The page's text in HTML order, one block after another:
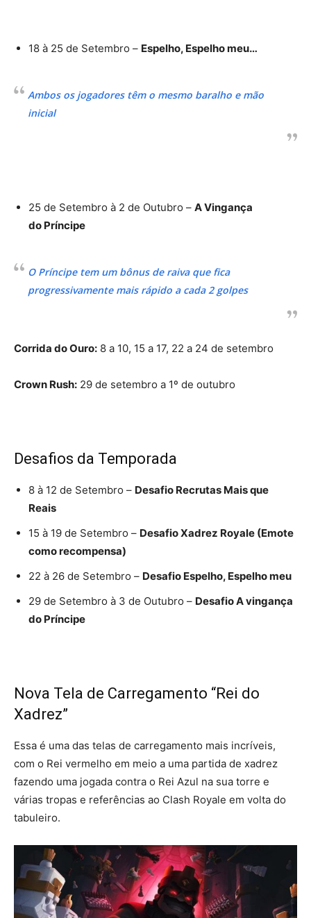
18 à 25 de Setembro – Espelho, Espelho meu…
Ambos os jogadores têm o mesmo baralho e mão
inicial
25 de Setembro à 2 de Outubro – A Vingança
do Príncipe
O Príncipe tem um bônus de raiva que fica
progressivamente mais rápido a cada 2 golpes
Corrida do Ouro: 8 a 10, 15 a 17, 22 a 24 de setembro
Crown Rush: 29 de setembro a 1º de outubro
Desafios da Temporada
8 à 12 de Setembro – Desafio Recrutas Mais que
Reais
15 à 19 de Setembro – Desafio Xadrez Royale (Emote
como recompensa)
22 à 26 de Setembro – Desafio Espelho, Espelho meu
29 de Setembro à 3 de Outubro – Desafio A vingança
do Príncipe
Nova Tela de Carregamento “Rei do
Xadrez”
Essa é uma das telas de carregamento mais incríveis,
com o Rei vermelho em meio a uma partida de xadrez
fazendo uma jogada contra o Rei Azul na sua torre e
várias tropas e referências ao Clash Royale em volta do
tabuleiro.